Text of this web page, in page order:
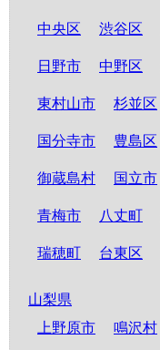
中央区 渋谷区
日野市 中野区
東村山市 杉並区
国分寺市 豊島区
御蔵島村 国立市
青梅市 八丈町
瑞穂町 台東区
山梨県
上野原市
鳴沢村